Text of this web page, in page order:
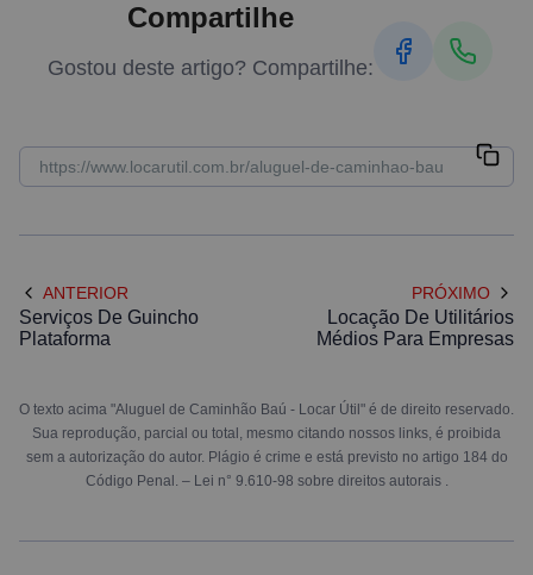
Compartilhe
Gostou deste artigo? Compartilhe:
ANTERIOR
Serviços De Guincho
Plataforma
PRÓXIMO
Locação De Utilitários
Médios Para Empresas
O texto acima "Aluguel de Caminhão Baú - Locar Útil" é de direito reservado.
Sua reprodução, parcial ou total, mesmo citando nossos links, é proibida
sem a autorização do autor. Plágio é crime e está previsto no artigo 184 do
Código Penal. – Lei n° 9.610-98 sobre direitos autorais .